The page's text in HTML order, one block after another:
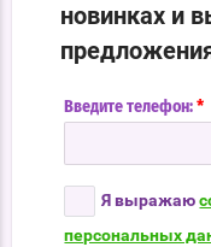
новинках и
Введите телефон:*
Я выражаю
персональных